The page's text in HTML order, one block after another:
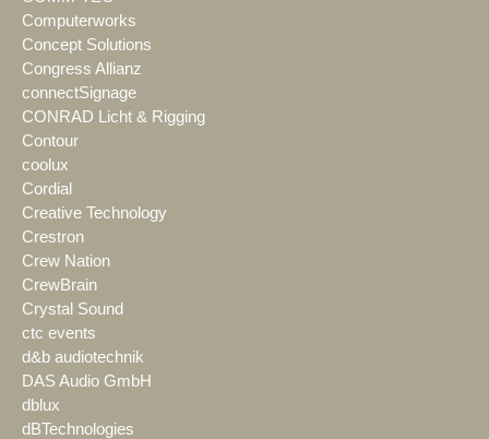
Computerworks
Concept Solutions
Congress Allianz
connectSignage
CONRAD Licht & Rigging
Contour
coolux
Cordial
Creative Technology
Crestron
Crew Nation
CrewBrain
Crystal Sound
ctc events
d&b audiotechnik
DAS Audio GmbH
dblux
dBTechnologies